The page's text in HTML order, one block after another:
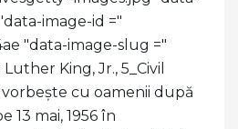
image-id ="
"data-image-slug ="
King, Jr., 5_Civil
cu oamenii după
13 mai, 1956 în